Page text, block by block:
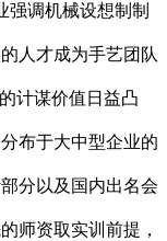
调机械设想制制
人才成为手艺团队
计谋价值日益凸
布于大中型企业的
分以及国内出名会
师资取实训前提，